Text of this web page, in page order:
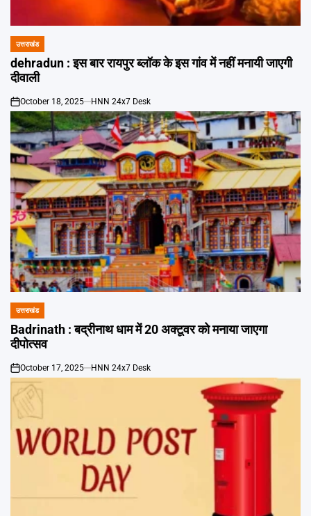
POSTED
IN
उत्तराखंड
dehradun : इस बार रायपुर ब्लॉक के इस गांव में नहीं मनायी जाएगी
दीवाली
on
October 18, 2025 HNN 24x7 Desk
POSTED
IN
उत्तराखंड
Badrinath : बद्रीनाथ धाम में 20 अक्टूवर को मनाया जाएगा
दीपोत्सव
on
October 17, 2025 HNN 24x7 Desk